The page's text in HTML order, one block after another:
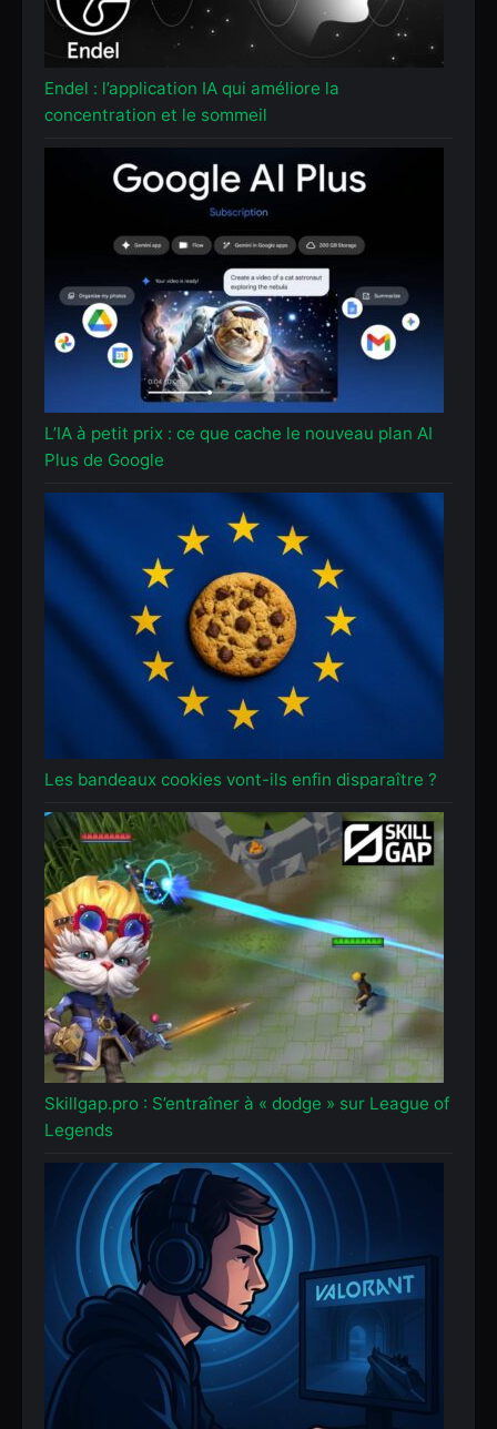
Endel : l’application IA qui améliore la
concentration et le sommeil
L’IA à petit prix : ce que cache le nouveau plan AI
Plus de Google
Les bandeaux cookies vont-ils enfin disparaître ?
Skillgap.pro : S’entraîner à « dodge » sur League of
Legends